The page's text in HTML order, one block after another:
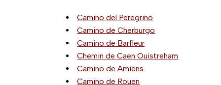
Camino del Peregrino
Camino de Cherburgo
Camino de Barfleur
Chemin de Caen Ouistreham
Camino de Amiens
Camino de Rouen